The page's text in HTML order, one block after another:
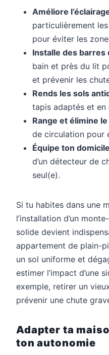
Améliore
particulièrement
pour éviter les
Installe des barres
bain et près du lit
et prévenir les
Rends les sols
tapis adaptés et en
Range et élimine
de circulation pour
Équipe ton domicile
d’un détecteur de
seul(e).
Si tu habites dans une
l’installation d’un
solide devient
appartement de plain-
un sol uniforme et
estimer l’impact d’une
exemple, retirer un
prévenir une chute
Adapter ta
ton autonomie